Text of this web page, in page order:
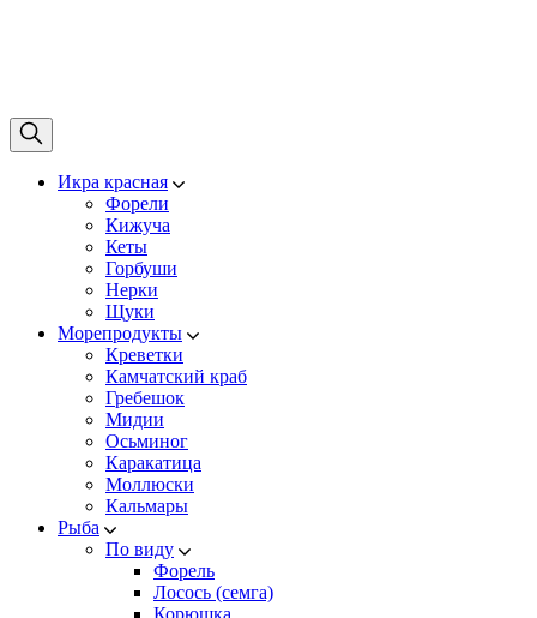
Икра красная
Форели
Кижуча
Кеты
Горбуши
Нерки
Щуки
Морепродукты
Креветки
Камчатский краб
Гребешок
Мидии
Осьминог
Каракатица
Моллюски
Кальмары
Рыба
По виду
Форель
Лосось (семга)
Корюшка